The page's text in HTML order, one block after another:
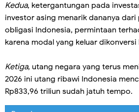
Kedua, ketergantungan pada
investor asing menarik dananya dari
obligasi Indonesia, permintaan
karena modal yang keluar
Ketiga, utang negara yang terus
2026 ini utang ribawi Indonesia
Rp833,96 triliun sudah jatuh tempo.